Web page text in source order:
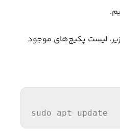
زیر، لیست پکیج‌های موجود
sudo apt update